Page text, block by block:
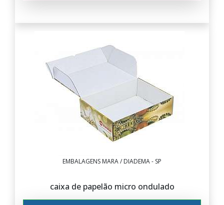
EMBALAGENS MARA / DIADEMA - SP
caixa de papelão micro ondulado